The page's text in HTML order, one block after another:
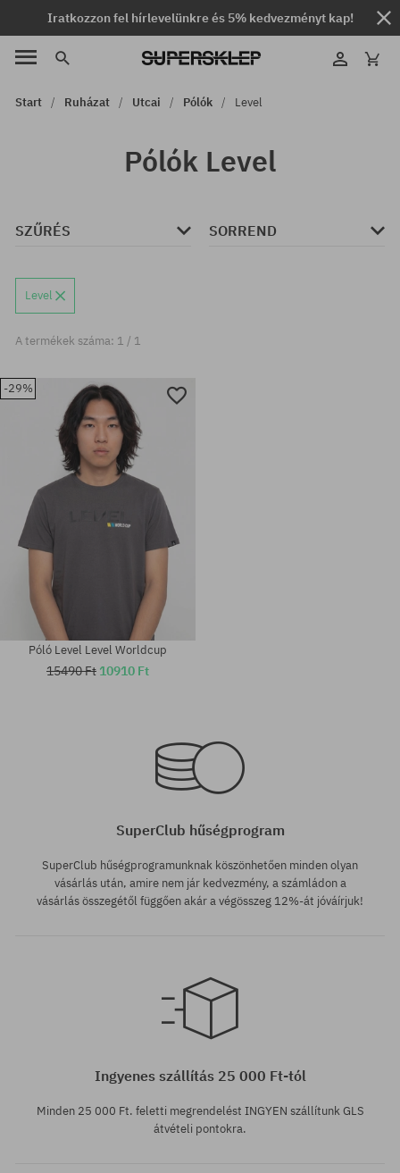
Iratkozzon fel hírlevelünkre és 5% kedvezményt kap!
Start Ruházat Utcai Pólók Level
Pólók Level
SZŰRÉS SORREND
Level
A termékek száma: 1 / 1
-29%
Póló Level Level Worldcup
15490 Ft 10910 Ft
SuperClub hűségprogram
SuperClub hűségprogramunknak köszönhetően minden olyan
vásárlás után, amire nem jár kedvezmény, a számládon a
vásárlás összegétől függően akár a végösszeg 12%-át jóváírjuk!
Ingyenes szállítás 25 000 Ft-tól
Minden 25 000 Ft. feletti megrendelést INGYEN szállítunk GLS
átvételi pontokra.